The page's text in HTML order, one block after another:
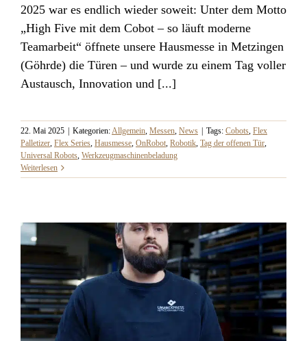
2025 war es endlich wieder soweit: Unter dem Motto
„High Five mit dem Cobot – so läuft moderne
Teamarbeit“ öffnete unsere Hausmesse in Metzingen
(Göhrde) die Türen – und wurde zu einem Tag voller
Austausch, Innovation und [...]
22. Mai 2025 | Kategorien:Allgemein, Messen, News | Tags: Cobots, Flex
Palletizer, Flex Series, Hausmesse, OnRobot, Robotik, Tag der offenen Tür,
Universal Robots, Werkzeugmaschinenbeladung
Weiterlesen